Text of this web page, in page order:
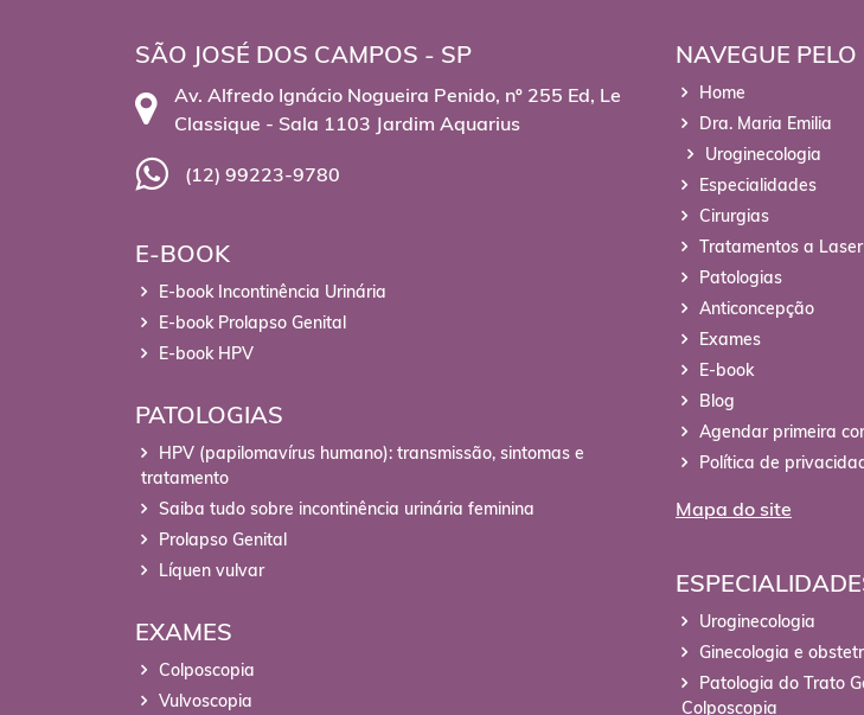
SÃO JOSÉ DOS CAMPOS - SP
Av. Alfredo Ignácio Nogueira Penido, nº 255 Ed, Le
Classique - Sala 1103 Jardim Aquarius
(12) 99223-9780
E-BOOK
E-book Incontinência Urinária
E-book Prolapso Genital
E-book HPV
PATOLOGIAS
HPV (papilomavírus humano): transmissão, sintomas e
tratamento
Saiba tudo sobre incontinência urinária feminina
Prolapso Genital
Líquen vulvar
EXAMES
Colposcopia
Vulvoscopia
NAVEGUE PELO
Home
Dra. Maria Emilia
Uroginecologia
Especialidades
Cirurgias
Tratamentos a Laser
Patologias
Anticoncepção
Exames
E-book
Blog
Agendar primeira
Política de
Mapa do site
Uroginecologia
Ginecologia e
Patologia do Trato
Colposcopia